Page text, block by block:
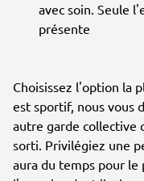
avec soin. Seule
présente
Choisissez l'option la
est sportif, nous vous
autre garde collective
sorti. Privilégiez une
aura du temps pour